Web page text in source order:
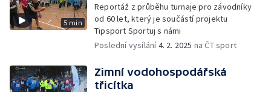
5 min
Reportáž z průběhu turnaje pro závodníky
od 60 let, který je součástí projektu
Tipsport Sportuj s námi
Poslední vysílání4. 2. 2025 na ČT sport
Zimní vodohospodářská
třicítka